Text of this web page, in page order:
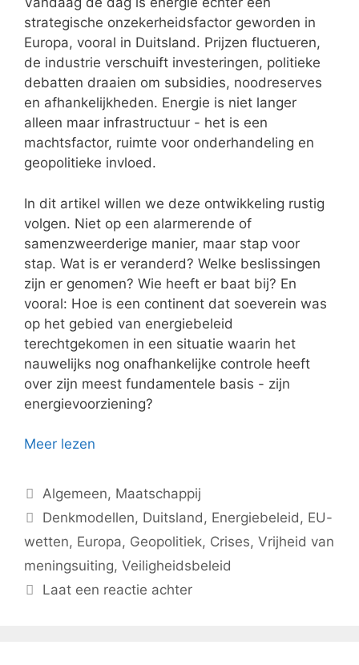
strategische onzekerheidsfactor geworden in
Europa, vooral in Duitsland. Prijzen fluctueren,
de industrie verschuift investeringen, politieke
debatten draaien om subsidies, noodreserves
en afhankelijkheden. Energie is niet langer
alleen maar infrastructuur - het is een
machtsfactor, ruimte voor onderhandeling en
geopolitieke invloed.
In dit artikel willen we deze ontwikkeling rustig
volgen. Niet op een alarmerende of
samenzweerderige manier, maar stap voor
stap. Wat is er veranderd? Welke beslissingen
zijn er genomen? Wie heeft er baat bij? En
vooral: Hoe is een continent dat soeverein was
op het gebied van energiebeleid
terechtgekomen in een situatie waarin het
nauwelijks nog onafhankelijke controle heeft
over zijn meest fundamentele basis - zijn
energievoorziening?
Meer lezen
Categorieën
Algemeen, Maatschappij
Tags
Denkmodellen, Duitsland, Energiebeleid, EU-
wetten, Europa, Geopolitiek, Crises, Vrijheid van
meningsuiting, Veiligheidsbeleid
Laat een reactie achter